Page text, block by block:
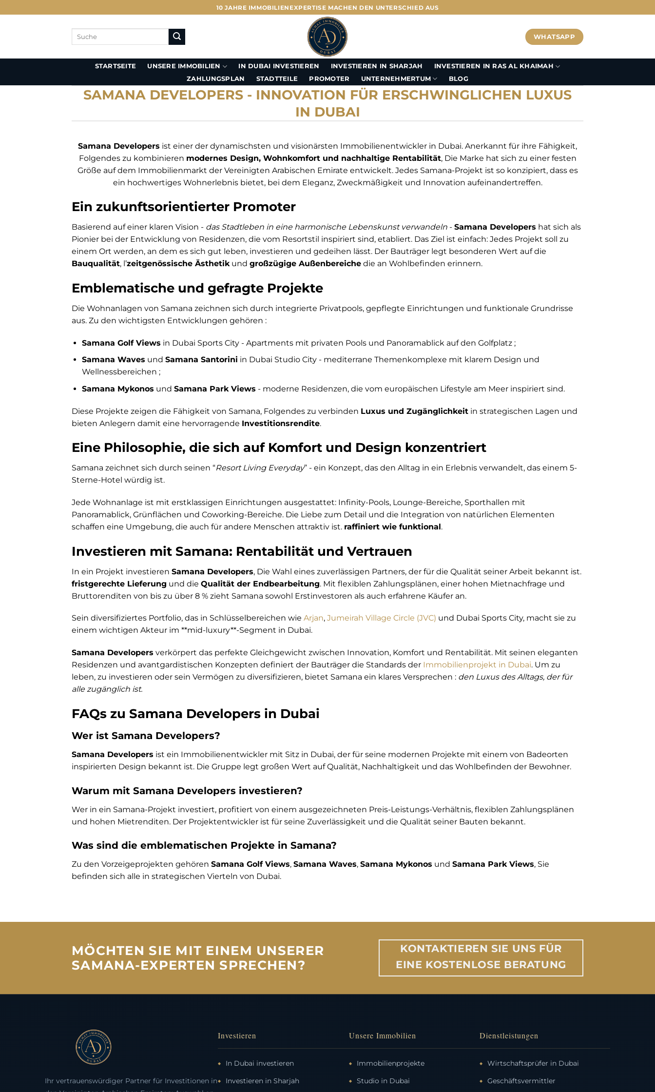
Inhalt
10 JAHRE IMMOBILIENEXPERTISE MACHEN DEN UNTERSCHIED AUS
Suche
WHATSAPP
STARTSEITE UNSERE IMMOBILIEN IN DUBAI INVESTIEREN INVESTIEREN IN SHARJAH
INVESTIEREN IN RAS AL KHAIMAH
ZAHLUNGSPLAN
STADTTEILE PROMOTER UNTERNEHMERTUM BLOG
SAMANA DEVELOPERS - INNOVATION FÜR ERSCHWINGLICHEN LUXUS
IN DUBAI
Samana Developers ist einer der dynamischsten und visionärsten Immobilienentwickler in Dubai. Anerkannt für ihre Fähigkeit,
Folgendes zu kombinieren modernes Design, Wohnkomfort und nachhaltige Rentabilität, Die Marke hat sich zu einer festen
Größe auf dem Immobilienmarkt der Vereinigten Arabischen Emirate entwickelt. Jedes Samana-Projekt ist so konzipiert, dass es
ein hochwertiges Wohnerlebnis bietet, bei dem Eleganz, Zweckmäßigkeit und Innovation aufeinandertreffen.
Ein zukunftsorientierter Promoter
Basierend auf einer klaren Vision - das Stadtleben in eine harmonische Lebenskunst verwandeln - Samana Developers hat sich als
Pionier bei der Entwicklung von Residenzen, die vom Resortstil inspiriert sind, etabliert. Das Ziel ist einfach: Jedes Projekt soll zu
einem Ort werden, an dem es sich gut leben, investieren und gedeihen lässt. Der Bauträger legt besonderen Wert auf die
Bauqualität, l’zeitgenössische Ästhetikund großzügige Außenbereiche die an Wohlbefinden erinnern.
Emblematische und gefragte Projekte
Die Wohnanlagen von Samana zeichnen sich durch integrierte Privatpools, gepflegte Einrichtungen und funktionale Grundrisse
aus. Zu den wichtigsten Entwicklungen gehören :
Samana Golf Views in Dubai Sports City - Apartments mit privaten Pools und Panoramablick auf den Golfplatz ;
Samana Waves und Samana Santorini in Dubai Studio City - mediterrane Themenkomplexe mit klarem Design und
Wellnessbereichen ;
Samana Mykonos und Samana Park Views - moderne Residenzen, die vom europäischen Lifestyle am Meer inspiriert sind.
Diese Projekte zeigen die Fähigkeit von Samana, Folgendes zu verbinden Luxus und Zugänglichkeit in strategischen Lagen und
bieten Anlegern damit eine hervorragende Investitionsrendite.
Eine Philosophie, die sich auf Komfort und Design konzentriert
Samana zeichnet sich durch seinen “Resort Living Everyday” - ein Konzept, das den Alltag in ein Erlebnis verwandelt, das einem 5-
Sterne-Hotel würdig ist.
Jede Wohnanlage ist mit erstklassigen Einrichtungen ausgestattet: Infinity-Pools, Lounge-Bereiche, Sporthallen mit
Panoramablick, Grünflächen und Coworking-Bereiche. Die Liebe zum Detail und die Integration von natürlichen Elementen
schaffen eine Umgebung, die auch für andere Menschen attraktiv ist. raffiniert wie funktional.
Investieren mit Samana: Rentabilität und Vertrauen
In ein Projekt investieren Samana Developers, Die Wahl eines zuverlässigen Partners, der für die Qualität seiner Arbeit bekannt ist.
fristgerechte Lieferung und die Qualität der Endbearbeitung. Mit flexiblen Zahlungsplänen, einer hohen Mietnachfrage und
Bruttorenditen von bis zu über 8 % zieht Samana sowohl Erstinvestoren als auch erfahrene Käufer an.
Sein diversifiziertes Portfolio, das in Schlüsselbereichen wie Arjan, Jumeirah Village Circle (JVC) und Dubai Sports City, macht sie zu
einem wichtigen Akteur im **mid-luxury**-Segment in Dubai.
Samana Developers verkörpert das perfekte Gleichgewicht zwischen Innovation, Komfort und Rentabilität. Mit seinen eleganten
Residenzen und avantgardistischen Konzepten definiert der Bauträger die Standards der Immobilienprojekt in Dubai. Um zu
leben, zu investieren oder sein Vermögen zu diversifizieren, bietet Samana ein klares Versprechen : den Luxus des Alltags, der für
alle zugänglich ist.
FAQs zu Samana Developers in Dubai
Wer ist Samana Developers?
Samana Developers ist ein Immobilienentwickler mit Sitz in Dubai, der für seine modernen Projekte mit einem von Badeorten
inspirierten Design bekannt ist. Die Gruppe legt großen Wert auf Qualität, Nachhaltigkeit und das Wohlbefinden der Bewohner.
Warum mit Samana Developers investieren?
Wer in ein Samana-Projekt investiert, profitiert von einem ausgezeichneten Preis-Leistungs-Verhältnis, flexiblen Zahlungsplänen
und hohen Mietrenditen. Der Projektentwickler ist für seine Zuverlässigkeit und die Qualität seiner Bauten bekannt.
Was sind die emblematischen Projekte in Samana?
Zu den Vorzeigeprojekten gehören Samana Golf Views, Samana Waves, Samana Mykonos und Samana Park Views, Sie
befinden sich alle in strategischen Vierteln von Dubai.
MÖCHTEN SIE MIT EINEM UNSERER
SAMANA-EXPERTEN SPRECHEN?
KONTAKTIEREN SIE UNS FÜR
EINE KOSTENLOSE BERATUNG
Ihr vertrauenswürdiger Partner für Investitionen in
Investieren
In Dubai investieren
Investieren in Sharjah
Unsere Immobilien
Immobilienprojekte
Studio in Dubai
Dienstleistungen
Wirtschaftsprüfer in Dubai
Geschäftsvermittler